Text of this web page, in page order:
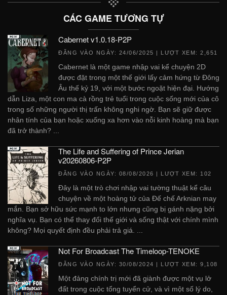
CÁC GAME TƯƠNG TỰ
Cabernet v1.0.18-P2P
ĐĂNG VÀO NGÀY: 24/06/2025 | LƯỢT XEM: 2,651
Cabernet là một game nhập vai kể chuyện 2D
được đặt trong một thế giới lấy cảm hứng từ Đông
Âu thế kỷ 19, với một bước ngoặt hiện đại. Hướng
dẫn Liza, một con ma cà rồng trẻ tuổi trong cuộc sống mới của cô
trong số những người thị trấn không nghi ngờ. Bạn sẽ giữ được
nhân tính của bạn hoặc xuống xa hơn vào nỗi kinh hoàng mà bạn
đã trở thành? ...
The Life and Suffering of Prince Jerian
v20260806-P2P
ĐĂNG VÀO NGÀY: 08/08/2026 | LƯỢT XEM: 102
Đây là một trò chơi nhập vai tường thuật kể câu
chuyện về một hoàng tử của Đế chế Arknian may
mắn. Bạn sở hữu sức mạnh to lớn nhưng cũng bị gánh nặng bởi
nghĩa vụ. Bạn có thể thay đổi thế giới và sống thật với chính mình
không? Mọi quyết định đều phải trả giá. ...
Not For Broadcast The Timeloop-TENOKE
ĐĂNG VÀO NGÀY: 30/08/2024 | LƯỢT XEM: 9,108
Một đảng chính trị mới đã giành được một vụ lở
đất trong cuộc tổng tuyển cử, và vì một số lý do,